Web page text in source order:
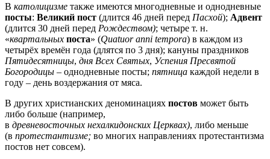
В католицизме также имеются многодневные и однодневные
посты: Великий пост (длится 46 дней перед Пасхой); Адвент
(длится 30 дней перед Рождеством); четыре т. н.
«квартальных поста» (Quatuor anni tempora) в каждом из
четырёх времён года (длятся по 3 дня); кануны праздников
Пятидесятницы, дня Всех Святых, Успения Пресвятой
Богородицы – однодневные посты; пятница каждой недели в
году – день воздержания от мяса.
В других христианских деноминациях постов может быть
либо больше (например,
в древневосточных нехалкидонских Церквах), либо меньше
(в протестантизме; во многих направлениях протестантизма
постов нет совсем).